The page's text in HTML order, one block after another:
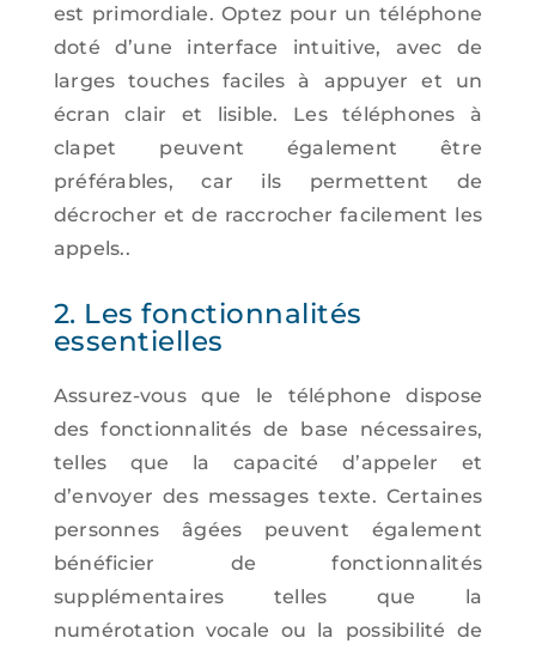
est primordiale. Optez pour un téléphone
doté d’une interface intuitive, avec de
larges touches faciles à appuyer et un
écran clair et lisible. Les téléphones à
clapet peuvent également être
préférables, car ils permettent de
décrocher et de raccrocher facilement les
appels..
2. Les fonctionnalités
essentielles
Assurez-vous que le téléphone dispose
des fonctionnalités de base nécessaires,
telles que la capacité d’appeler et
d’envoyer des messages texte. Certaines
personnes âgées peuvent également
bénéficier de fonctionnalités
supplémentaires telles que la
numérotation vocale ou la possibilité de